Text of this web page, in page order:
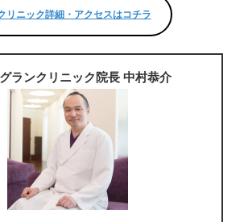
リニック詳細・アクセスはコチラ
ランクリニック院長 中村恭介